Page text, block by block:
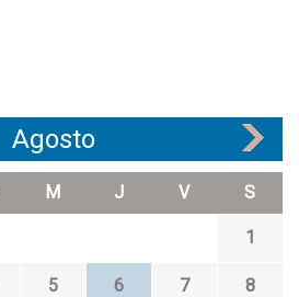
Agosto
M J V S
1
5 6 7 8